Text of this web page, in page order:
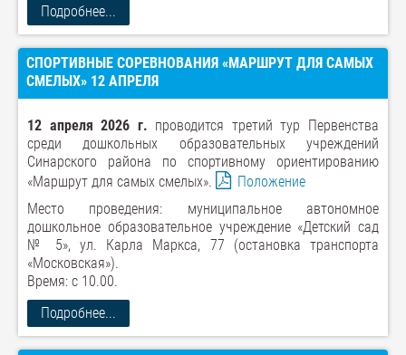
Подробнее...
СПОРТИВНЫЕ СОРЕВНОВАНИЯ «МАРШРУТ ДЛЯ САМЫХ
СМЕЛЫХ» 12 АПРЕЛЯ
12 апреля 2026 г. проводится третий тур Первенства
среди дошкольных образовательных учреждений
Синарского района по спортивному ориентированию
«Маршрут для самых смелых».
Положение
Место проведения: муниципальное автономное
дошкольное образовательное учреждение «Детский сад
№ 5», ул. Карла Маркса, 77 (остановка транспорта
«Московская»).
Время: с 10.00.
Подробнее...